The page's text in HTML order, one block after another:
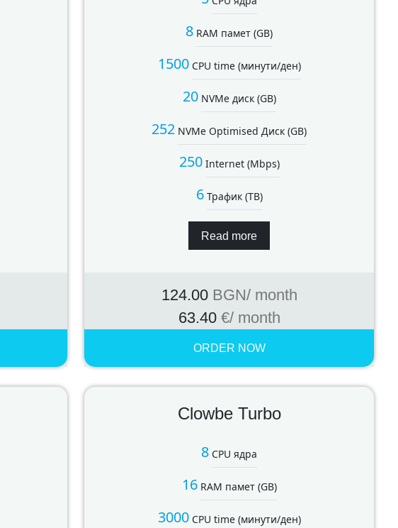
8 RAM памет (GB)
1500 CPU time (минути/ден)
20 NVMe диск (GB)
252 NVMe Optimised Диск (GB)
250 Internet (Mbps)
6 Трафик (TB)
Read more
124.00BGN/ month
63.40€/ month
ORDER NOW
Clowbe Turbo
8 CPU ядра
16 RAM памет (GB)
3000 CPU time (минути/ден)